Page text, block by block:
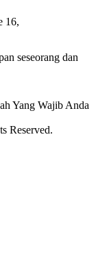
16,
seseorang dan
Yang Wajib Anda
Reserved.